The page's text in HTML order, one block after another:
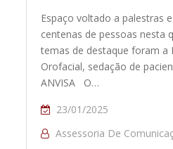
Espaço voltado a palestras
centenas de pessoas nesta
temas de destaque foram a
Orofacial, sedação de
ANVISA O…
23/01/2025
Assessoria De